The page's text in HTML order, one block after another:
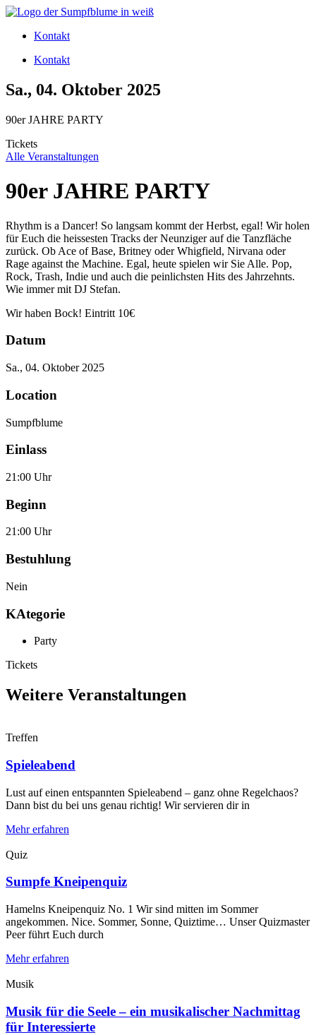
Zum
wechselnKontakt
Kontakt
Sa., 04. Oktober 2025
90er JAHRE PARTY
Tickets
Alle Veranstaltungen
90er JAHRE PARTY
Rhythm is a Dancer! So langsam kommt der Herbst, egal! Wir holen
für Euch die heissesten Tracks der Neunziger auf die Tanzfläche
zurück. Ob Ace of Base, Britney oder Whigfield, Nirvana oder
Rage against the Machine. Egal, heute spielen wir Sie Alle. Pop,
Rock, Trash, Indie und auch die peinlichsten Hits des Jahrzehnts.
Wie immer mit DJ Stefan.
Wir haben Bock! Eintritt 10€
Datum
Sa., 04. Oktober 2025
Location
Sumpfblume
Einlass
21:00 Uhr
Beginn
21:00 Uhr
Bestuhlung
Nein
KAtegorie
Party
Tickets
Weitere Veranstaltungen
Treffen
Spieleabend
Lust auf einen entspannten Spieleabend – ganz ohne Regelchaos?
Dann bist du bei uns genau richtig! Wir servieren dir in
Mehr erfahren
Quiz
Sumpfe Kneipenquiz
Hamelns Kneipenquiz No. 1 Wir sind mitten im Sommer
angekommen. Nice. Sommer, Sonne, Quiztime… Unser Quizmaster
Peer führt Euch durch
Mehr erfahren
Musik
Musik für die Seele – ein musikalischer Nachmittag
für Interessierte